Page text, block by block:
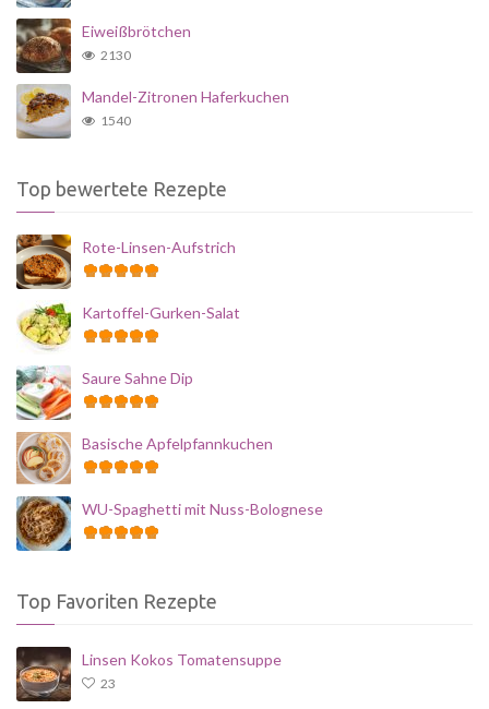
Eiweißbrötchen
2130
Mandel-Zitronen Haferkuchen
1540
Top bewertete Rezepte
Rote-Linsen-Aufstrich
Kartoffel-Gurken-Salat
Saure Sahne Dip
Basische Apfelpfannkuchen
WU-Spaghetti mit Nuss-Bolognese
Top Favoriten Rezepte
Linsen Kokos Tomatensuppe
23